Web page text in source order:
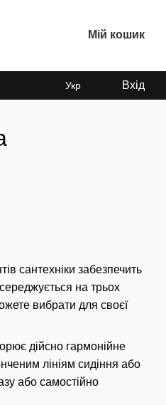
Мій кошик
Укр Вхід
сантехніки забезпечить
на трьох
вибрати для своєї
дійсно гармонійне
лініям сидіння або
або самостійно